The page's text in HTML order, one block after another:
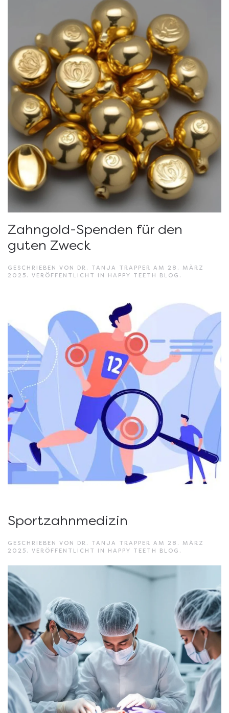
Zahngold-Spenden für den
guten Zweck
GESCHRIEBEN VON DR. TANJA TRAPPER AM 28. MÄRZ
2025 . VERÖFFENTLICHT IN HAPPY TEETH BLOG .
Sportzahnmedizin
GESCHRIEBEN VON DR. TANJA TRAPPER AM 28. MÄRZ
2025 . VERÖFFENTLICHT IN HAPPY TEETH BLOG .